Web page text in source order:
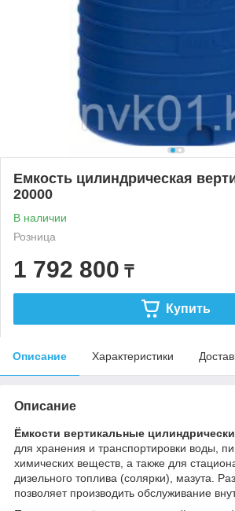
Емкость цилиндрическая
20000
В наличии
Розница
1 792 800 ₸
Купить
Описание Характеристики
Описание
Ёмкости вертикальные
для хранения и транспортировки воды,
химических веществ, а также для
дизельного топлива (солярки), мазута.
позволяет производить обслуживание